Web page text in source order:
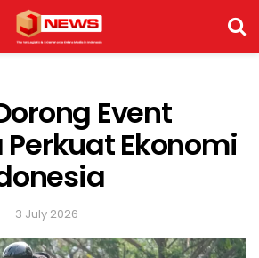
Event
Ekonomi
3 July 2026